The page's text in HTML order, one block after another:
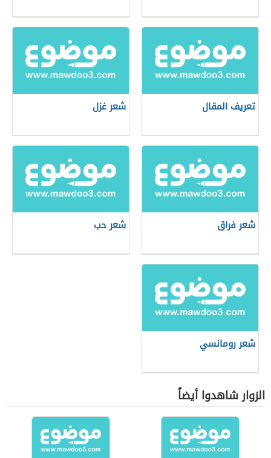
تعريف المقال شعر غزل
شعر فراق شعر حب
شعر رومانسي
الزوار شاهدوا أيضاً